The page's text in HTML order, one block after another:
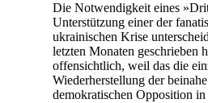
Die Notwendigkeit eines
Unterstützung einer der
ukrainischen Krise
letzten Monaten geschrieben
offensichtlich, weil das die
Wiederherstellung der
demokratischen Opposition in